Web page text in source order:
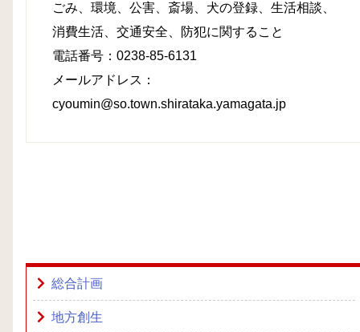
ごみ、環境、公害、 斎場、犬の登録、生活相談、
消費生活、交通安全、防犯に関すること
電話番号：0238-85-6131
メールアドレス：
cyoumin@so.town.shirataka.yamagata.jp
総合計画
地方創生